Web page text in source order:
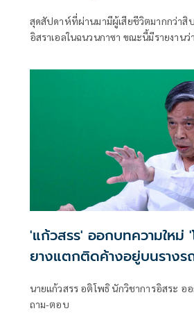
สุดสัปดาห์ที่ผ่านมามีผู้เสียชีวิตมากกว่าสิ
อิสราเอลในฉนวนกาซา ขณะนี้มีรายงานว่
'แก้วสรร' ออกบทความใหม่
ยางแตกติดค้างอยู่บนรางร
นายแก้วสรร อติโพธิ นักวิชาการอิสระ อ
ถาม-ตอบ